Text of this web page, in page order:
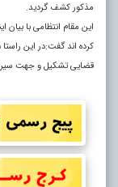
مذکور کشف گردید.
کرده اند گفت:در این
قضایی تشکیل و جهت سیر